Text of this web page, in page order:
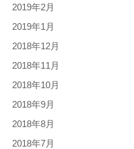
2019年2月
2019年1月
2018年12月
2018年11月
2018年10月
2018年9月
2018年8月
2018年7月